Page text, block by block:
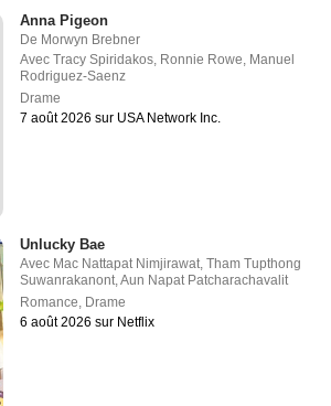
Anna Pigeon
De Morwyn Brebner
AvecTracy Spiridakos Ronnie Rowe Manuel
Rodriguez-Saenz
Drame
7 août 2026 sur USA Network Inc.
Unlucky Bae
Avec Mac Nattapat Nimjirawat,Tham Tupthong
Suwanrakanont,Aun Napat Patcharachavalit
Romance, Drame
6 août 2026 sur Netflix